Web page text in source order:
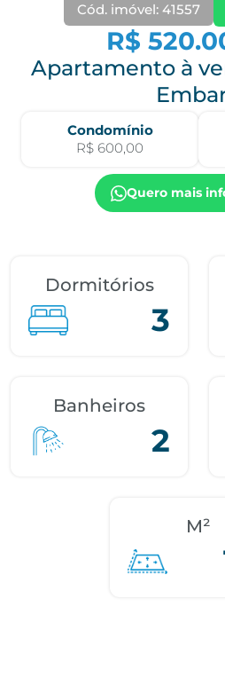
Cód. imóvel: 41557
R$
Apartamento à
Condomínio
R$ 600,00
Quero mais
Dormitórios
3
Banheiros
2
M²